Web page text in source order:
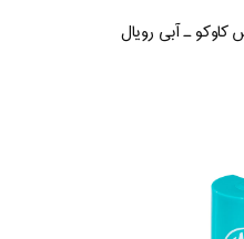
ـ آبی رویال